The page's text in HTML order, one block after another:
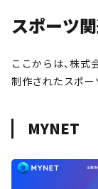
スポーツ
ここからは、株式
制作されたスポー
MYNET